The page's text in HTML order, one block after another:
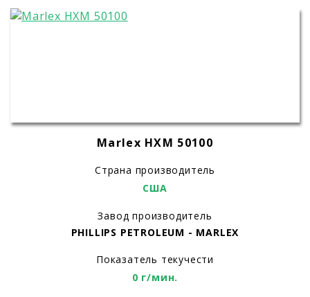
Marlex HXM 50100
Страна производитель
США
Завод производитель
PHILLIPS PETROLEUM - MARLEX
Показатель текучести
0 г/мин.